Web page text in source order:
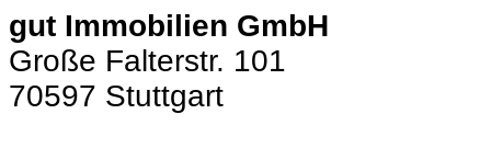
gut Immobilien GmbH
Große Falterstr. 101
70597 Stuttgart